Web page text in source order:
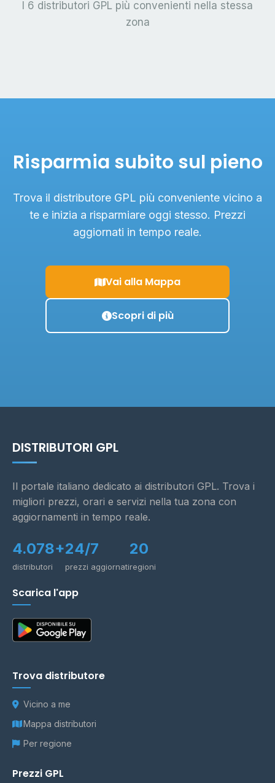
I 6 distributori GPL più convenienti nella stessa
zona
Risparmia subito sul pieno
Trova il distributore GPL più conveniente vicino a
te e inizia a risparmiare oggi stesso. Prezzi
aggiornati in tempo reale.
Vai alla Mappa
Scopri di più
DISTRIBUTORI GPL
Il portale italiano dedicato ai distributori GPL. Trova i
migliori prezzi, orari e servizi nella tua zona con
aggiornamenti in tempo reale.
4.078+
distributori
24/7
prezzi aggiornati
20
regioni
Scarica l'app
Trova distributore
Vicino a me
Mappa distributori
Per regione
Prezzi GPL